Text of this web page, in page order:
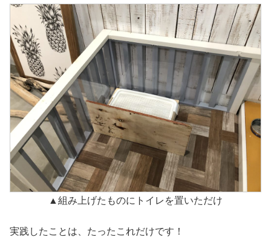
▲組み上げたものにトイレを置いただけ
実践したことは、たったこれだけです！